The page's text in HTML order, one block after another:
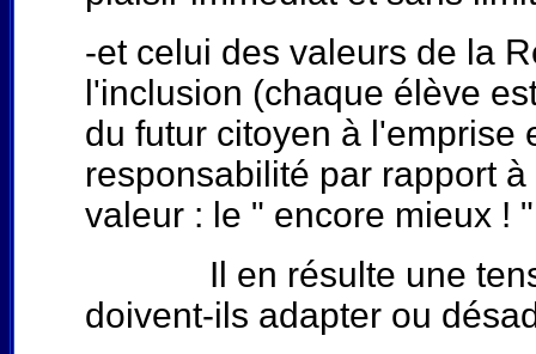
-et celui des valeurs de la
l'inclusion (chaque élève
du futur citoyen à l'emprise
responsabilité par rapport
valeur : le " encore mieux !
Il en résulte une
doivent-ils adapter ou